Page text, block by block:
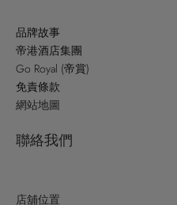
品牌故事
帝港酒店集團
Go Royal (帝賞)
免責條款
網站地圖
聯絡我們
店舖位置